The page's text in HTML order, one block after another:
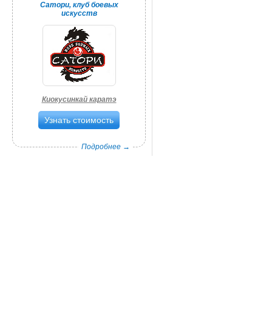
Сатори, клуб боевых
искусств
Киокусинкай каратэ
Узнать стоимость
Подробнее →